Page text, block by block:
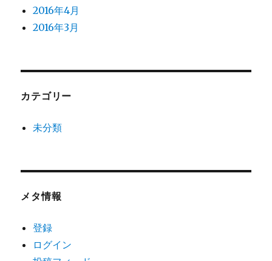
2016年4月
2016年3月
カテゴリー
未分類
メタ情報
登録
ログイン